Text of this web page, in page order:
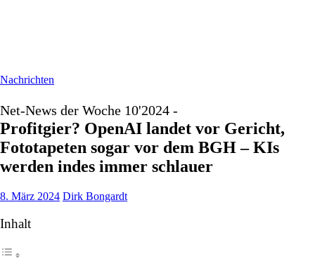
Nachrichten
Net-News der Woche 10'2024 -
Profitgier? OpenAI landet vor Gericht,
Fototapeten sogar vor dem BGH – KIs
werden indes immer schlauer
8. März 2024 Dirk Bongardt
Inhalt